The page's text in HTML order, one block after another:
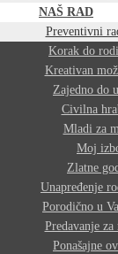
NAŠ RAD
Preventivni
Korak do
Kreativan
Zajedno do
Civilna
Mladi za
Moj
Zlatne
Unapređenje
Porodično u
Predavanje
Ponašajne